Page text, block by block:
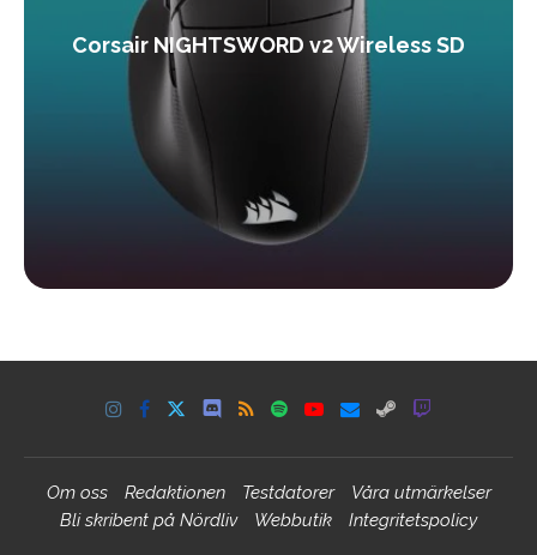
Corsair NIGHTSWORD v2 Wireless SD
Om oss Redaktionen Testdatorer
Våra utmärkelser
Bli skribent på Nördliv
Webbutik Integritetspolicy